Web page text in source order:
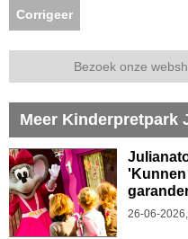
Corrigeer
Bezoek onze
Meer Kinderpretpark
26-06-